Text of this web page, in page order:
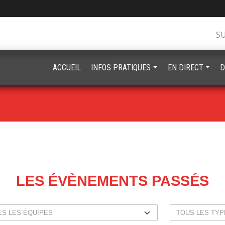
LES ÉVÈNEMENTS PASSÉS
ACCUEIL INFOS PRATIQUES EN DIRECT